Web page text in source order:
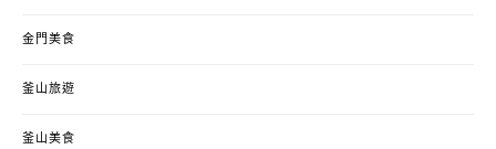
金門美食
釜山旅遊
釜山美食